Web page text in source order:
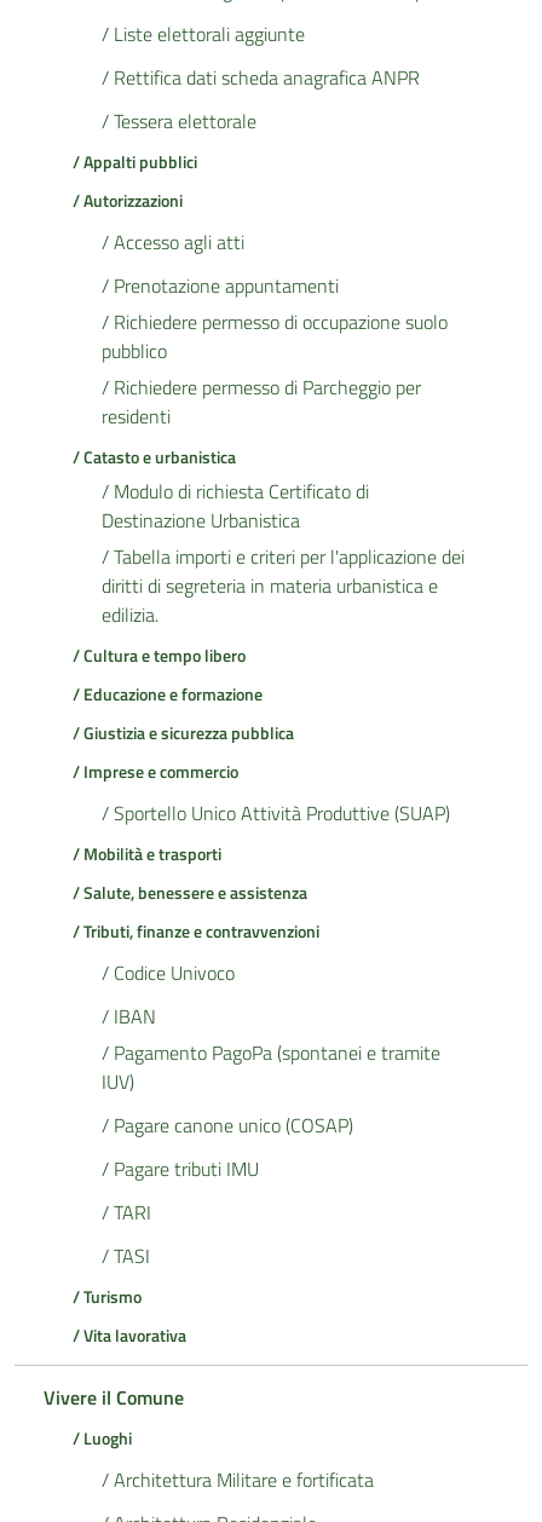
/ Liste elettorali aggiunte
/ Rettifica dati scheda anagrafica ANPR
/ Tessera elettorale
/ Appalti pubblici
/ Autorizzazioni
/ Accesso agli atti
/ Prenotazione appuntamenti
/ Richiedere permesso di occupazione suolo
pubblico
/ Richiedere permesso di Parcheggio per
residenti
/ Catasto e urbanistica
/ Modulo di richiesta Certificato di
Destinazione Urbanistica
/ Tabella importi e criteri per l'applicazione dei
diritti di segreteria in materia urbanistica e
edilizia.
/ Cultura e tempo libero
/ Educazione e formazione
/ Giustizia e sicurezza pubblica
/ Imprese e commercio
/ Sportello Unico Attività Produttive (SUAP)
/ Mobilità e trasporti
/ Salute, benessere e assistenza
/ Tributi, finanze e contravvenzioni
/ Codice Univoco
/ IBAN
/ Pagamento PagoPa (spontanei e tramite
IUV)
/ Pagare canone unico (COSAP)
/ Pagare tributi IMU
/ TARI
/ TASI
/ Turismo
/ Vita lavorativa
Vivere il Comune
/ Luoghi
/ Architettura Militare e fortificata